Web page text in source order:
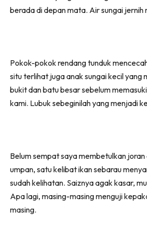
berada di depan mata. Air sungai jernih
Pokok-pokok rendang tunduk
situ terlihat juga anak sungai kecil yang
bukit dan batu besar sebelum
kami. Lubuk sebeginilah yang menjadi
Belum sempat saya membetulkan
umpan, satu kelibat ikan sebarau
sudah kelihatan. Saiznya agak kasar,
Apa lagi, masing-masing menguji
masing.